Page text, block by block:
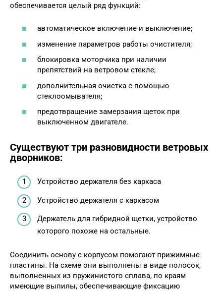
обеспечивается целый ряд функций:
автоматическое включение и выключение;
изменение параметров работы очистителя;
блокировка моторчика при наличии
препятствий на ветровом стекле;
дополнительная очистка с помощью
стеклоомывателя;
предотвращение замерзания щеток при
выключенном двигателе.
Существуют три разновидности ветровых
дворников:
Устройство держателя без каркаса
Устройство держателя с каркасом
Держатель для гибридной щетки, устройство
которого похоже на остальные.
Соединить основу с корпусом помогают прижимные
пластины. На схеме они выполнены в виде полосок,
выполненных из пружинистого сплава, по краям
имеющие выпилы, обеспечивающие фиксацию